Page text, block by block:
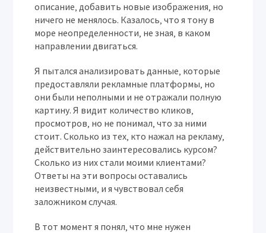
описание‚ добавить новые изображения‚ но
ничего не менялось. Казалось‚ что я тону в
море неопределенности‚ не зная‚ в каком
направлении двигаться.
Я пытался анализировать данные‚ которые
предоставляли рекламные платформы‚ но
они были неполными и не отражали полную
картину. Я видит количество кликов‚
просмотров‚ но не понимал‚ что за ними
стоит. Сколько из тех‚ кто нажал на рекламу‚
действительно заинтересовались курсом?
Сколько из них стали моими клиентами?
Ответы на эти вопросы оставались
неизвестными‚ и я чувствовал себя
заложником случая.
В тот момент я понял‚ что мне нужен